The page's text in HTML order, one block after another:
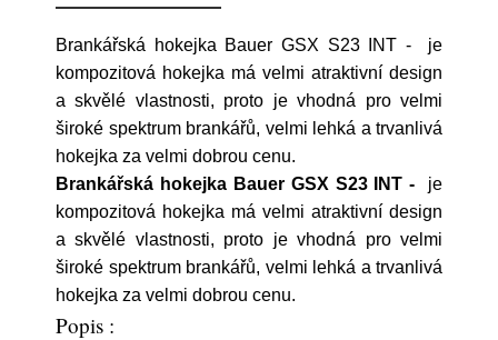
Brankářská hokejka Bauer GSX S23 INT - je
kompozitová hokejka má velmi atraktivní design
a skvělé vlastnosti, proto je vhodná pro velmi
široké spektrum brankářů, velmi lehká a trvanlivá
hokejka za velmi dobrou cenu.
Brankářská hokejka Bauer GSX S23 INT -
je
kompozitová hokejka má velmi atraktivní design
a skvělé vlastnosti, proto je vhodná pro velmi
široké spektrum brankářů, velmi lehká a trvanlivá
hokejka za velmi dobrou cenu.
Popis :